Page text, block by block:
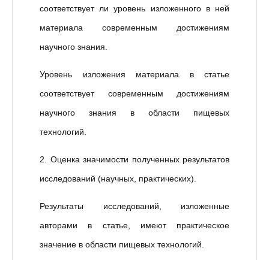
соответствует ли уровень изложенного в ней
материала современным достижениям
научного знания.
Уровень изложения материала в статье
соответствует современным достижениям
научного знания в области пищевых
технологий.
2. Оценка значимости полученных результатов
исследований (научных, практических).
Результаты исследований, изложенные
авторами в статье, имеют практическое
значение в области пищевых технологий.